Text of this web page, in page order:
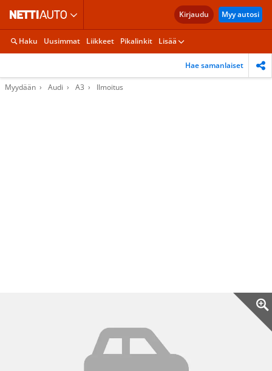
Kirjaudu Myy autosi
Haku Uusimmat Liikkeet Pikalinkit Lisää
Hae samanlaiset
Myydään Audi A3 Ilmoitus